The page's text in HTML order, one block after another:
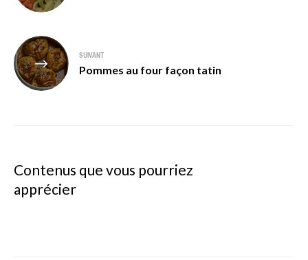
l’article
SUIVANT
Pommes au four façon tatin
Contenus que vous pourriez
apprécier